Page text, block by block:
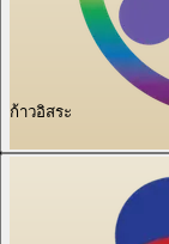
ก้าวอิสระ